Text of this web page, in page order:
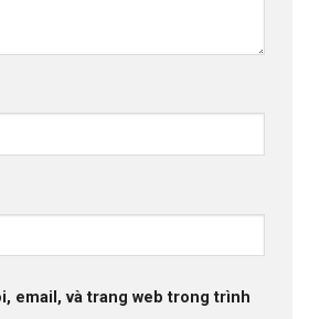
email, và trang web trong trình